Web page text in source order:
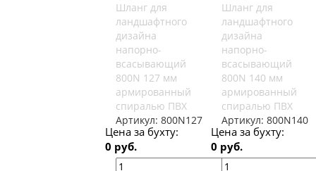
Шланг для
ландшафтного
дизайна
напорно-
всасывающий
800N 127 мм
армированный
спиралью ПВХ
Артикул:800N127
Цена за бухту:
0 руб.
Шланг для
ландшафтного
дизайна
напорно-
всасывающий
800N 140 мм
армированный
спиралью ПВХ
Артикул: 800N140
Цена за бухту:
0 руб.